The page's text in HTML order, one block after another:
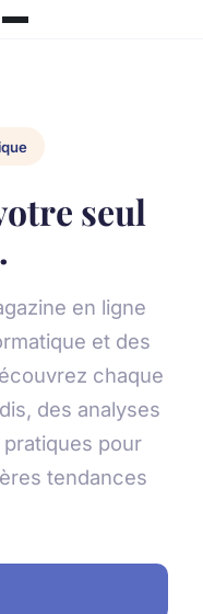
seul
en ligne
et des
chaque
des analyses
pour
tendances